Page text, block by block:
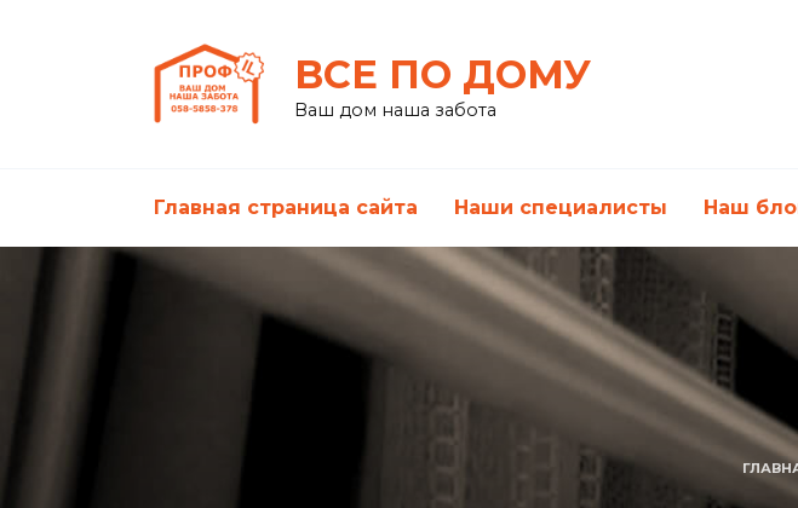
ВСЕ ПО ДОМУ
Ваш дом наша забота
Главная страница сайта Наши специалисты Наш